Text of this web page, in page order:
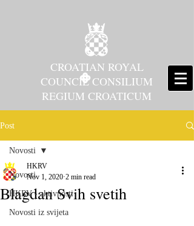
CROATIAN ROYAL
COUNCIL CONSILIUM
REGIUM CROATICUM
Post
Novosti
HKRV - aktivnosti
Novosti iz svijeta
Novosti
Blagdan Svih svetih
HKRV
Nov 1, 2020 2 min read